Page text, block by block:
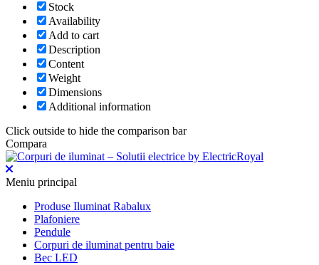
Stock
Availability
Add to cart
Description
Content
Weight
Dimensions
Additional information
Click outside to hide the comparison bar
Compara
Meniu principal
Produse Iluminat Rabalux
Plafoniere
Pendule
Corpuri de iluminat pentru baie
Bec LED